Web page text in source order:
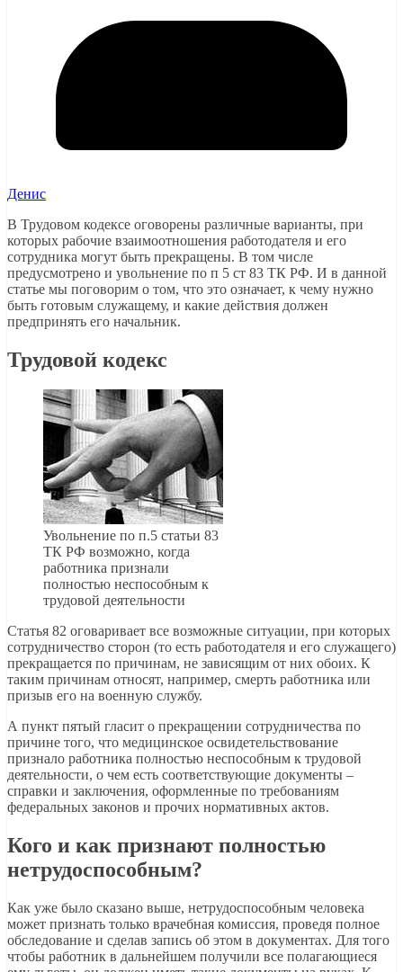
Денис
В Трудовом кодексе оговорены различные варианты, при
которых рабочие взаимоотношения работодателя и его
сотрудника могут быть прекращены. В том числе
предусмотрено и увольнение по п 5 ст 83 ТК РФ. И в данной
статье мы поговорим о том, что это означает, к чему нужно
быть готовым служащему, и какие действия должен
предпринять его начальник.
Трудовой кодекс
Увольнение по п.5 статьи 83
ТК РФ возможно, когда
работника признали
полностью неспособным к
трудовой деятельности
Статья 82 оговаривает все возможные ситуации, при которых
сотрудничество сторон (то есть работодателя и его служащего)
прекращается по причинам, не зависящим от них обоих. К
таким причинам относят, например, смерть работника или
призыв его на военную службу.
А пункт пятый гласит о прекращении сотрудничества по
причине того, что медицинское освидетельствование
признало работника полностью неспособным к трудовой
деятельности, о чем есть соответствующие документы –
справки и заключения, оформленные по требованиям
федеральных законов и прочих нормативных актов.
Кого и как признают полностью
нетрудоспособным?
Как уже было сказано выше, нетрудоспособным человека
может признать только врачебная комиссия, проведя полное
обследование и сделав запись об этом в документах. Для того
чтобы работник в дальнейшем получили все полагающиеся